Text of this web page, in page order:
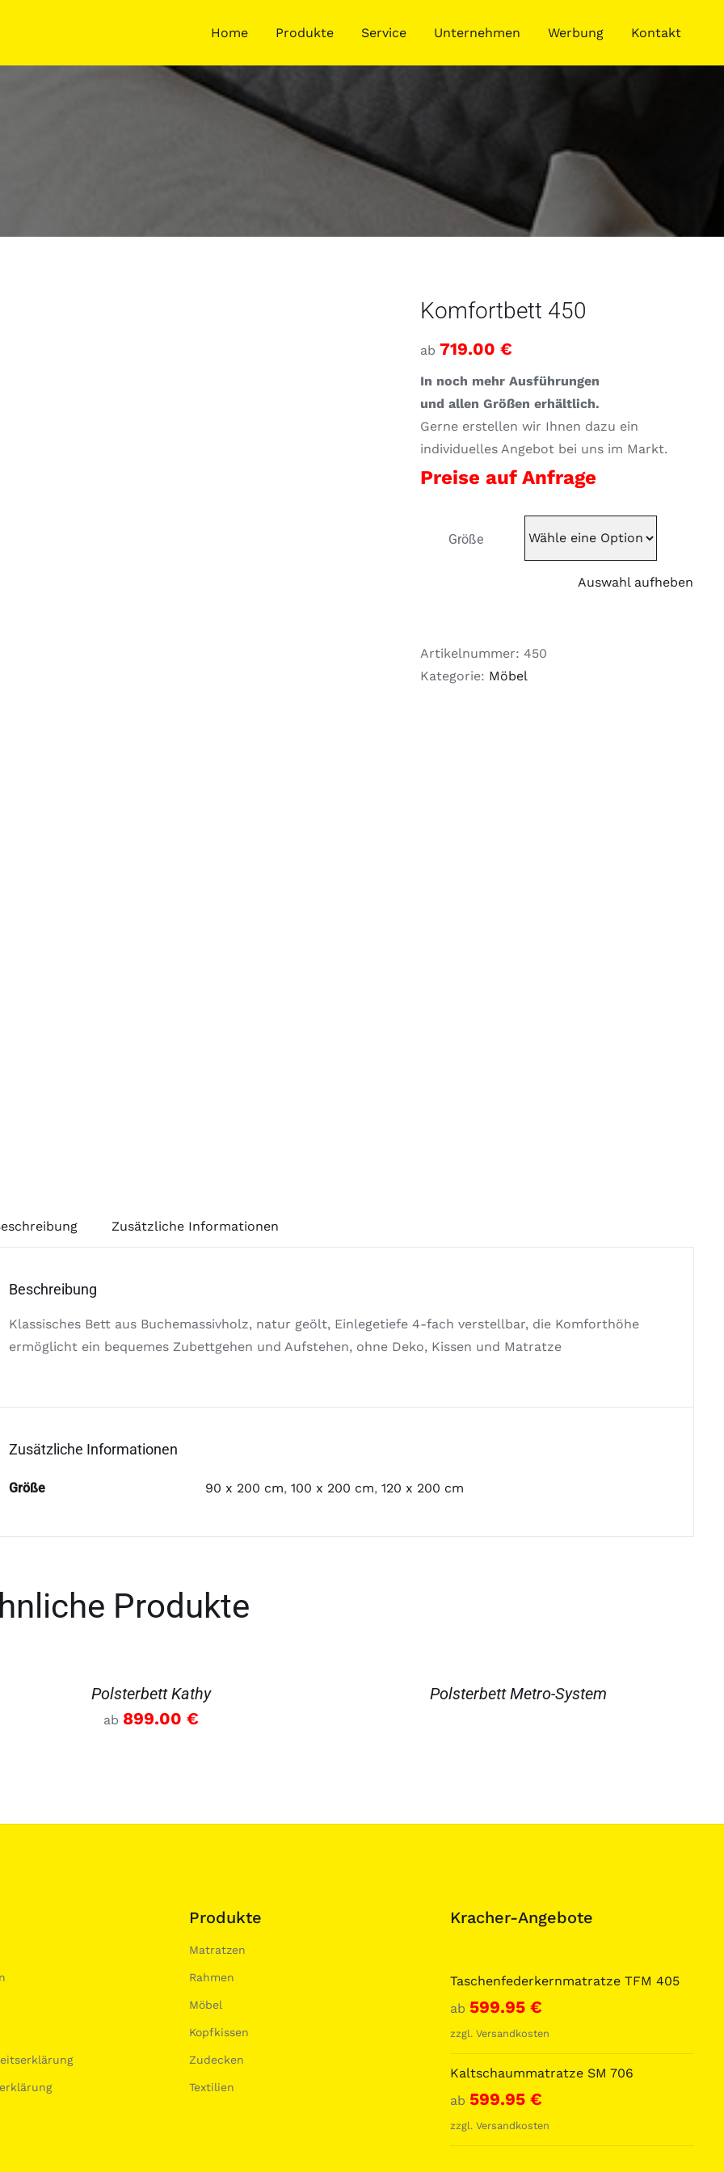
Home Produkte Service Unternehmen Werbung Kontakt
Komfortbett 450
ab 719.00 €
In noch mehr Ausführungen
und allen Größen erhältlich.
Gerne erstellen wir Ihnen dazu ein
individuelles Angebot bei uns im Markt.
Preise auf Anfrage
Größe
Auswahl aufheben
Artikelnummer: 450
Kategorie: Möbel
Zusätzliche Informationen
Beschreibung
Klassisches Bett aus Buchemassivholz, natur geölt, Einlegetiefe 4-fach verstellbar, die Komforthöhe
ermöglicht ein bequemes Zubettgehen und Aufstehen, ohne Deko, Kissen und Matratze
Zusätzliche Informationen
Größe 90 x 200 cm, 100 x 200 cm, 120 x 200 cm
Produkte
Polsterbett Kathy
ab 899.00€
Polsterbett Metro-System
Produkte
Matratzen
Rahmen
Möbel
Kopfkissen
Zudecken
Textilien
Kracher-Angebote
Taschenfederkernmatratze TFM 405
ab 599.95 €
zzgl. Versandkosten
Kaltschaummatratze SM 706
ab 599.95 €
zzgl. Versandkosten